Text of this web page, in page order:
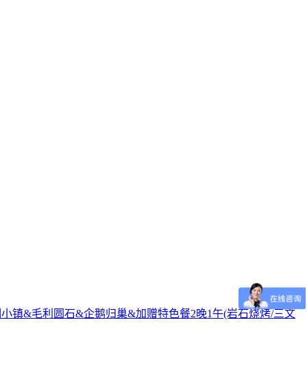
镇&毛利圆石&企鹅归巢&加赠特色餐2晚1午(岩石烧烤/三文